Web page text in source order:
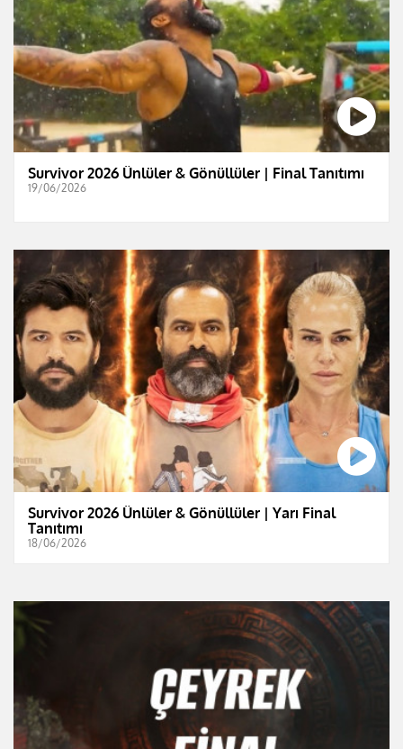
Survivor 2026 Ünlüler & Gönüllüler | Final Tanıtımı
19/06/2026
Survivor 2026 Ünlüler & Gönüllüler | Yarı Final
Tanıtımı
18/06/2026